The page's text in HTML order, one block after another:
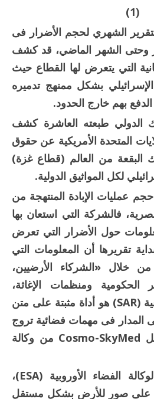
الشهري لحجم الأضرار فى
7 أكتوبر وحتى الشهر الماضي، قد كشف
التي يتعرض لها القطاع حيث
بشكل ممنهج تدميره
بهم خارج الحدود.
الدولي طبعته العاشرة كشف
المتحدة الأمريكية عن حقوق
البقعة من العالم (قطاع غزة)
لكل المواثيق الدولية.
عمليات الإبادة المنتهجة من
فالشركة التي استعان بها
حول الأضرار التي تعرض
تقريرها أن المعلومات التي
خلال «الشركاء الأرضيين،
الحكومية ومنظمات الإغاثة،
ورادار الفتحة الاصطناعية (SAR) هو أداة مثبتة على متن
فى مهمات فضائية تروج
لها وكالات مختلفة، مثل Cosmo-SkyMed من وكالة
و Sentinel-1 التابع لوكالة الفضاء الأوروبية (ESA)،
على صور للأرض بشكل مستقل